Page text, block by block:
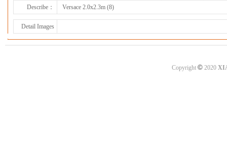
Describe：
Versace 2.0x2.3m (8)
Detail Images
Copyright ©2020